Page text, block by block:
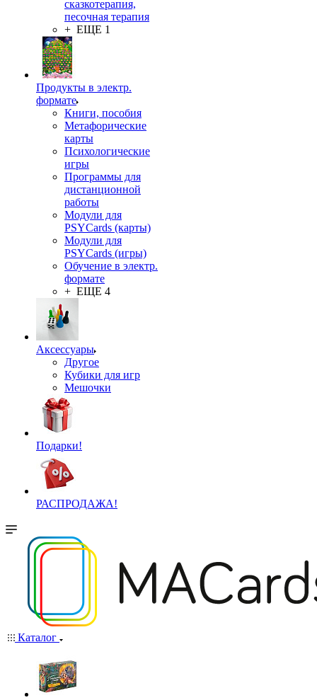
сказкотерапия,
песочная терапия
+ ЕЩЕ 1
Продукты в электр.
формате
Книги, пособия
Метафорические
карты
Психологические
игры
Программы для
дистанционной
работы
Модули для
PSYCards (карты)
Модули для
PSYCards (игры)
Обучение в электр.
формате
+ ЕЩЕ 4
Аксессуары
Другое
Кубики для игр
Мешочки
Подарки!
РАСПРОДАЖА!
Каталог